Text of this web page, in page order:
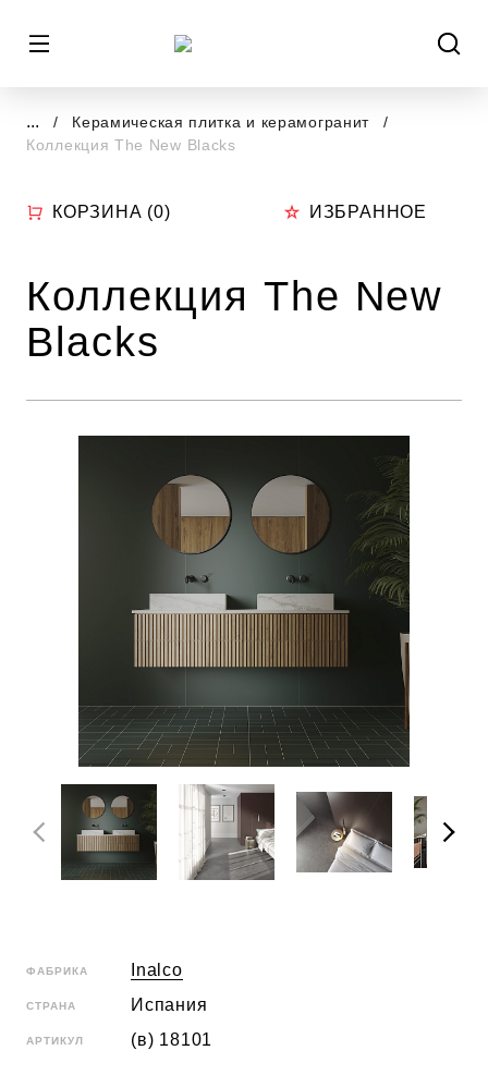
...
Керамическая плитка и керамогранит
Коллекция The New Blacks
КОРЗИНА (0) ИЗБРАННОЕ
Коллекция The New
Blacks
ФАБРИКА Inalco
СТРАНА Испания
АРТИКУЛ (в) 18101